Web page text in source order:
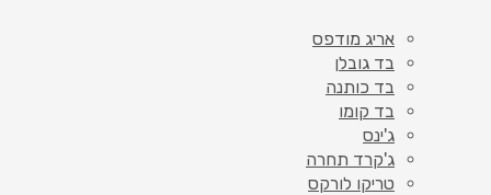
אריג מודפס
בד גובלן
בד כותנה
בד קומו
ג'ינס
ג'קרד תחרה
טריקו לורקס